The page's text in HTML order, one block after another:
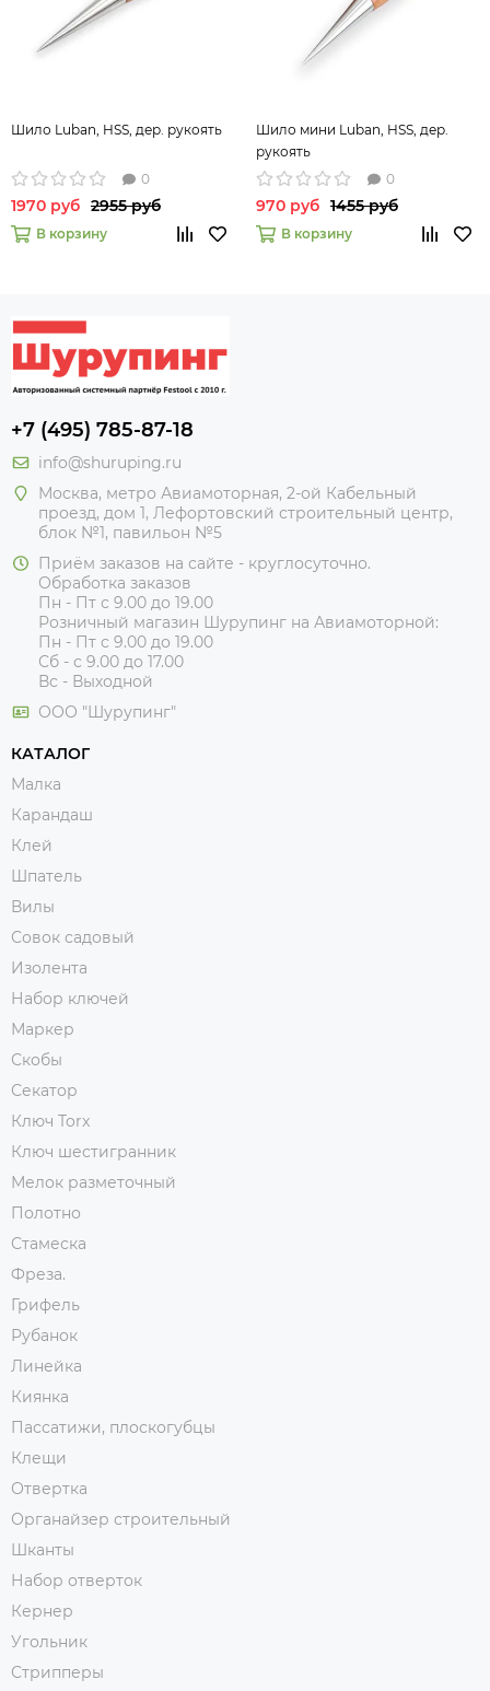
Шило Luban, HSS, дер. рукоять
0
1970 руб 2955 руб
В корзину
Шило мини Luban, HSS, дер.
рукоять
0
970 руб 1455 руб
В корзину
+7 (495) 785-87-18
info@shuruping.ru
Москва, метро Авиамоторная, 2-ой Кабельный
проезд, дом 1, Лефортовский строительный центр,
блок №1, павильон №5
Приём заказов на сайте - круглосуточно.
Обработка заказов
Пн - Пт с 9.00 до 19.00
Розничный магазин Шурупинг на Авиамоторной:
Пн - Пт с 9.00 до 19.00
Сб - с 9.00 до 17.00
Вс - Выходной
ООО "Шурупинг"
КАТАЛОГ
Малка
Карандаш
Клей
Шпатель
Вилы
Совок садовый
Изолента
Набор ключей
Маркер
Скобы
Секатор
Ключ Torx
Ключ шестигранник
Мелок разметочный
Полотно
Стамеска
Фреза.
Грифель
Рубанок
Линейка
Киянка
Пассатижи, плоскогубцы
Клещи
Отвертка
Органайзер строительный
Шканты
Набор отверток
Кернер
Угольник
Стрипперы